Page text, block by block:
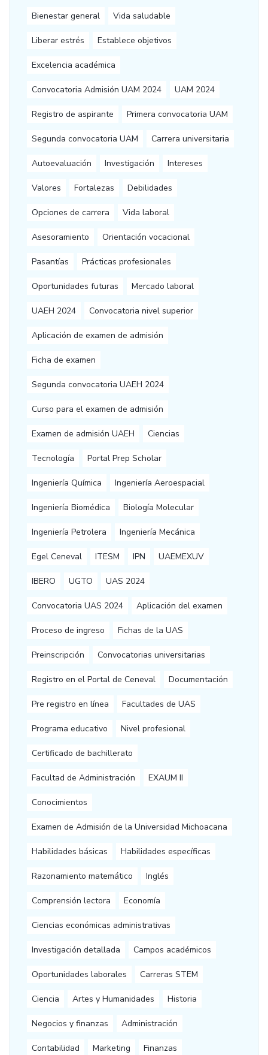
Bienestar general Vida saludable
Liberar estrés Establece objetivos
Excelencia académica
Convocatoria Admisión UAM 2024 UAM 2024
Registro de aspirante Primera convocatoria UAM
Segunda convocatoria UAM Carrera universitaria
Autoevaluación Investigación Intereses
Valores Fortalezas Debilidades
Opciones de carrera Vida laboral
Asesoramiento Orientación vocacional
Pasantías Prácticas profesionales
Oportunidades futuras Mercado laboral
UAEH 2024 Convocatoria nivel superior
Aplicación de examen de admisión
Ficha de examen
Segunda convocatoria UAEH 2024
Curso para el examen de admisión
Examen de admisión UAEH Ciencias
Tecnología Portal Prep Scholar
Ingeniería Química Ingeniería Aeroespacial
Ingeniería Biomédica Biología Molecular
Ingeniería Petrolera Ingeniería Mecánica
Egel Ceneval ITESM IPN UAEMEXUV
IBERO UGTO UAS 2024
Convocatoria UAS 2024 Aplicación del examen
Proceso de ingreso Fichas de la UAS
Preinscripción Convocatorias universitarias
Registro en el Portal de Ceneval Documentación
Pre registro en línea Facultades de UAS
Programa educativo Nivel profesional
Certificado de bachillerato
Facultad de Administración EXAUM II
Conocimientos
Examen de Admisión de la Universidad Michoacana
Habilidades básicas Habilidades específicas
Razonamiento matemático Inglés
Comprensión lectora Economía
Ciencias económicas administrativas
Investigación detallada Campos académicos
Oportunidades laborales Carreras STEM
Ciencia Artes y Humanidades Historia
Negocios y finanzas Administración
Contabilidad Marketing Finanzas